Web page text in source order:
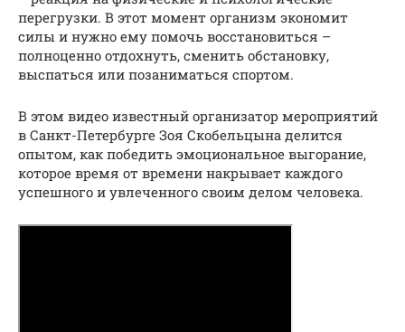
перегрузки. В этот момент организм экономит
силы и нужно ему помочь восстановиться –
полноценно отдохнуть, сменить обстановку,
выспаться или позаниматься спортом.
В этом видео известный организатор мероприятий
в Санкт-Петербурге Зоя Скобельцына делится
опытом, как победить эмоциональное выгорание,
которое время от времени накрывает каждого
успешного и увлеченного своим делом человека.